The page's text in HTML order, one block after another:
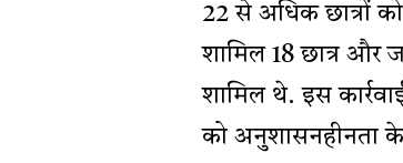
22 से अधिक छात्रों
शामिल 18 छात्र और
शामिल थे. इस
को अनुशासनहीनता के